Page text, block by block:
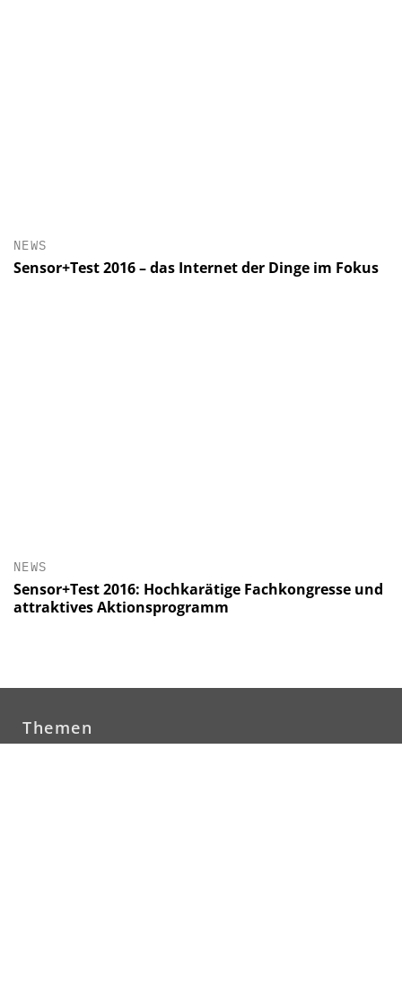
NEWS
Sensor+Test 2016 – das Internet der Dinge im Fokus
NEWS
Sensor+Test 2016: Hochkarätige Fachkongresse und
attraktives Aktionsprogramm
Themen